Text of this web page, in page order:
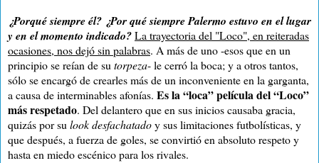
¿Porqué siempre él? ¿Por qué siempre Palermo estuvo en el lugar
y en el momento indicado?La trayectoria del "Loco", en reiteradas
ocasiones, nos dejó sin palabras. A más de uno -esos que en un
principio se reían de sutorpeza- le cerró la boca; y a otros tantos,
sólo se encargó de crearles más de un inconveniente en la garganta,
a causa de interminables afonías. Es la “loca” película del “Loco”
más respetado. Del delantero que en sus inicios causaba gracia,
quizás por sulook desfachatadoy sus limitaciones futbolísticas, y
que después, a fuerza de goles, se convirtió en absoluto respeto y
hasta en miedo escénico para los rivales.